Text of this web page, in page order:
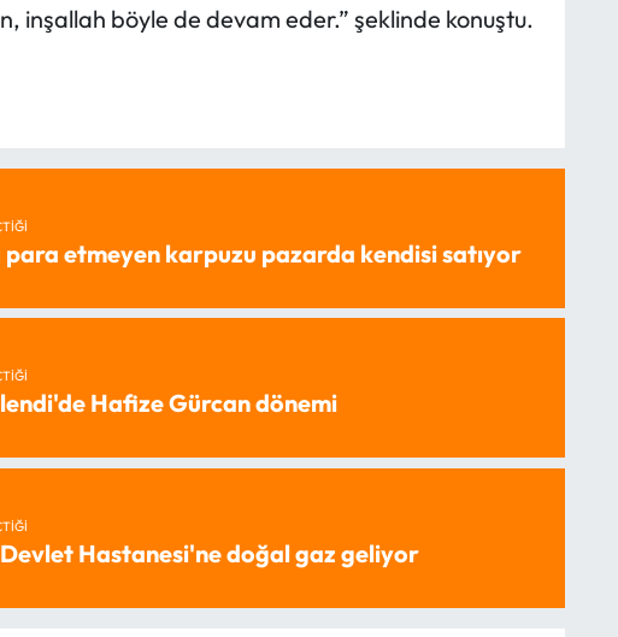
inşallah böyle de devam eder.” şeklinde konuştu.
etmeyen karpuzu pazarda kendisi satıyor
Hafize Gürcan dönemi
Hastanesi'ne doğal gaz geliyor